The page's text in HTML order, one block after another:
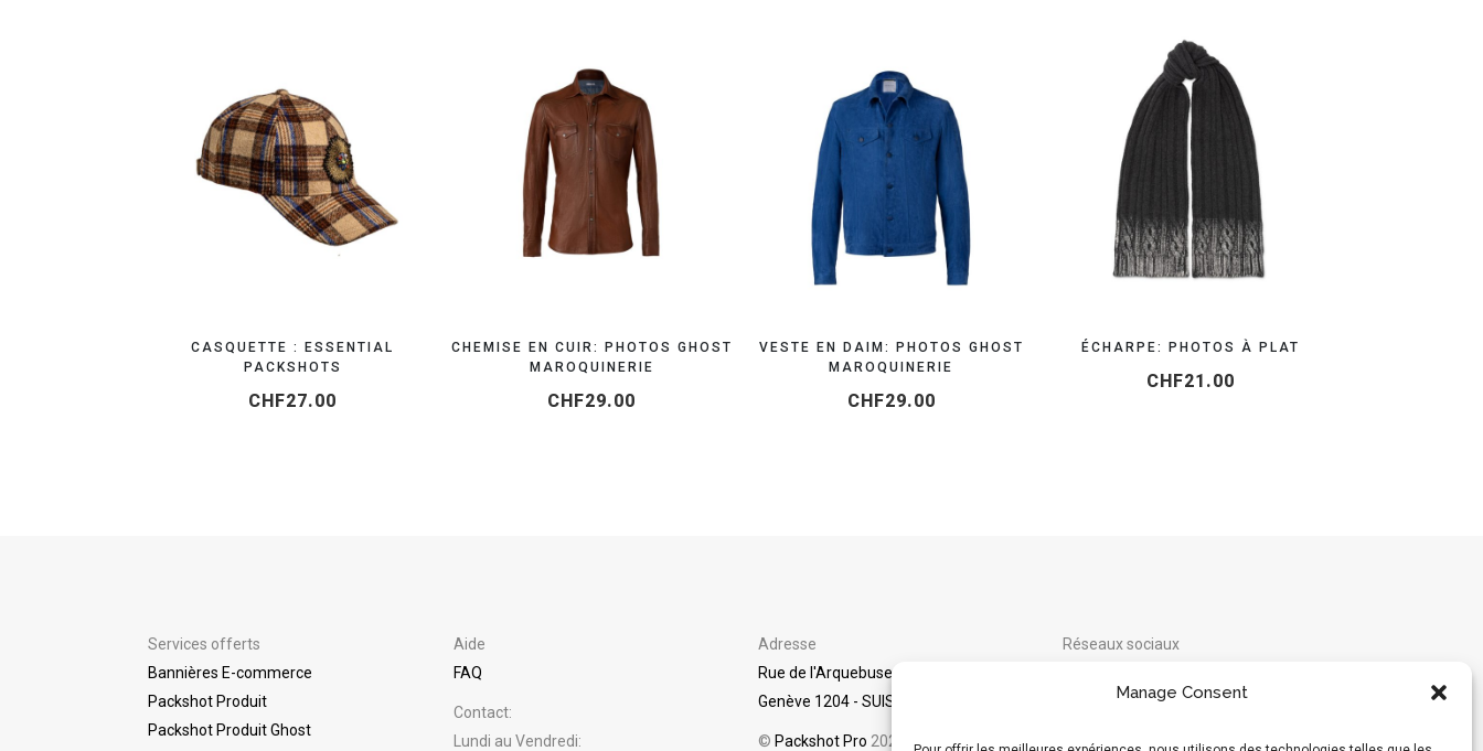
Manage Consent
OBTENEZ VOTRE DEVIS EN 24H
CASQUETTE : ESSENTIAL
PACKSHOTS
CHF27.00
OBTENEZ VOTRE DEVIS EN 24H
CHEMISE EN CUIR: PHOTOS GHOST
MAROQUINERIE
CHF29.00
OBTENEZ VOTRE DEVIS EN 24H
VESTE EN DAIM: PHOTOS GHOST
MAROQUINERIE
CHF29.00
ORGANISEZ VOTRE SHOOTING
ÉCHARPE: PHOTOS À PLAT
CHF21.00
Services offerts
Bannières E-commerce
Packshot Produit
Packshot Produit Ghost
Aide
FAQ
Contact:
Lundi au Vendredi:
Adresse
Rue de l'Arquebuse 24
Genève 1204 - SUISSE
© Packshot Pro 2025
Réseaux sociaux